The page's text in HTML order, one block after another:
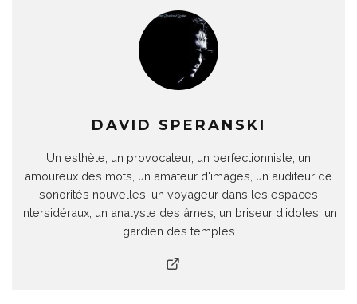
DAVID SPERANSKI
Un esthète, un provocateur, un perfectionniste, un
amoureux des mots, un amateur d'images, un auditeur de
sonorités nouvelles, un voyageur dans les espaces
intersidéraux, un analyste des âmes, un briseur d'idoles, un
gardien des temples